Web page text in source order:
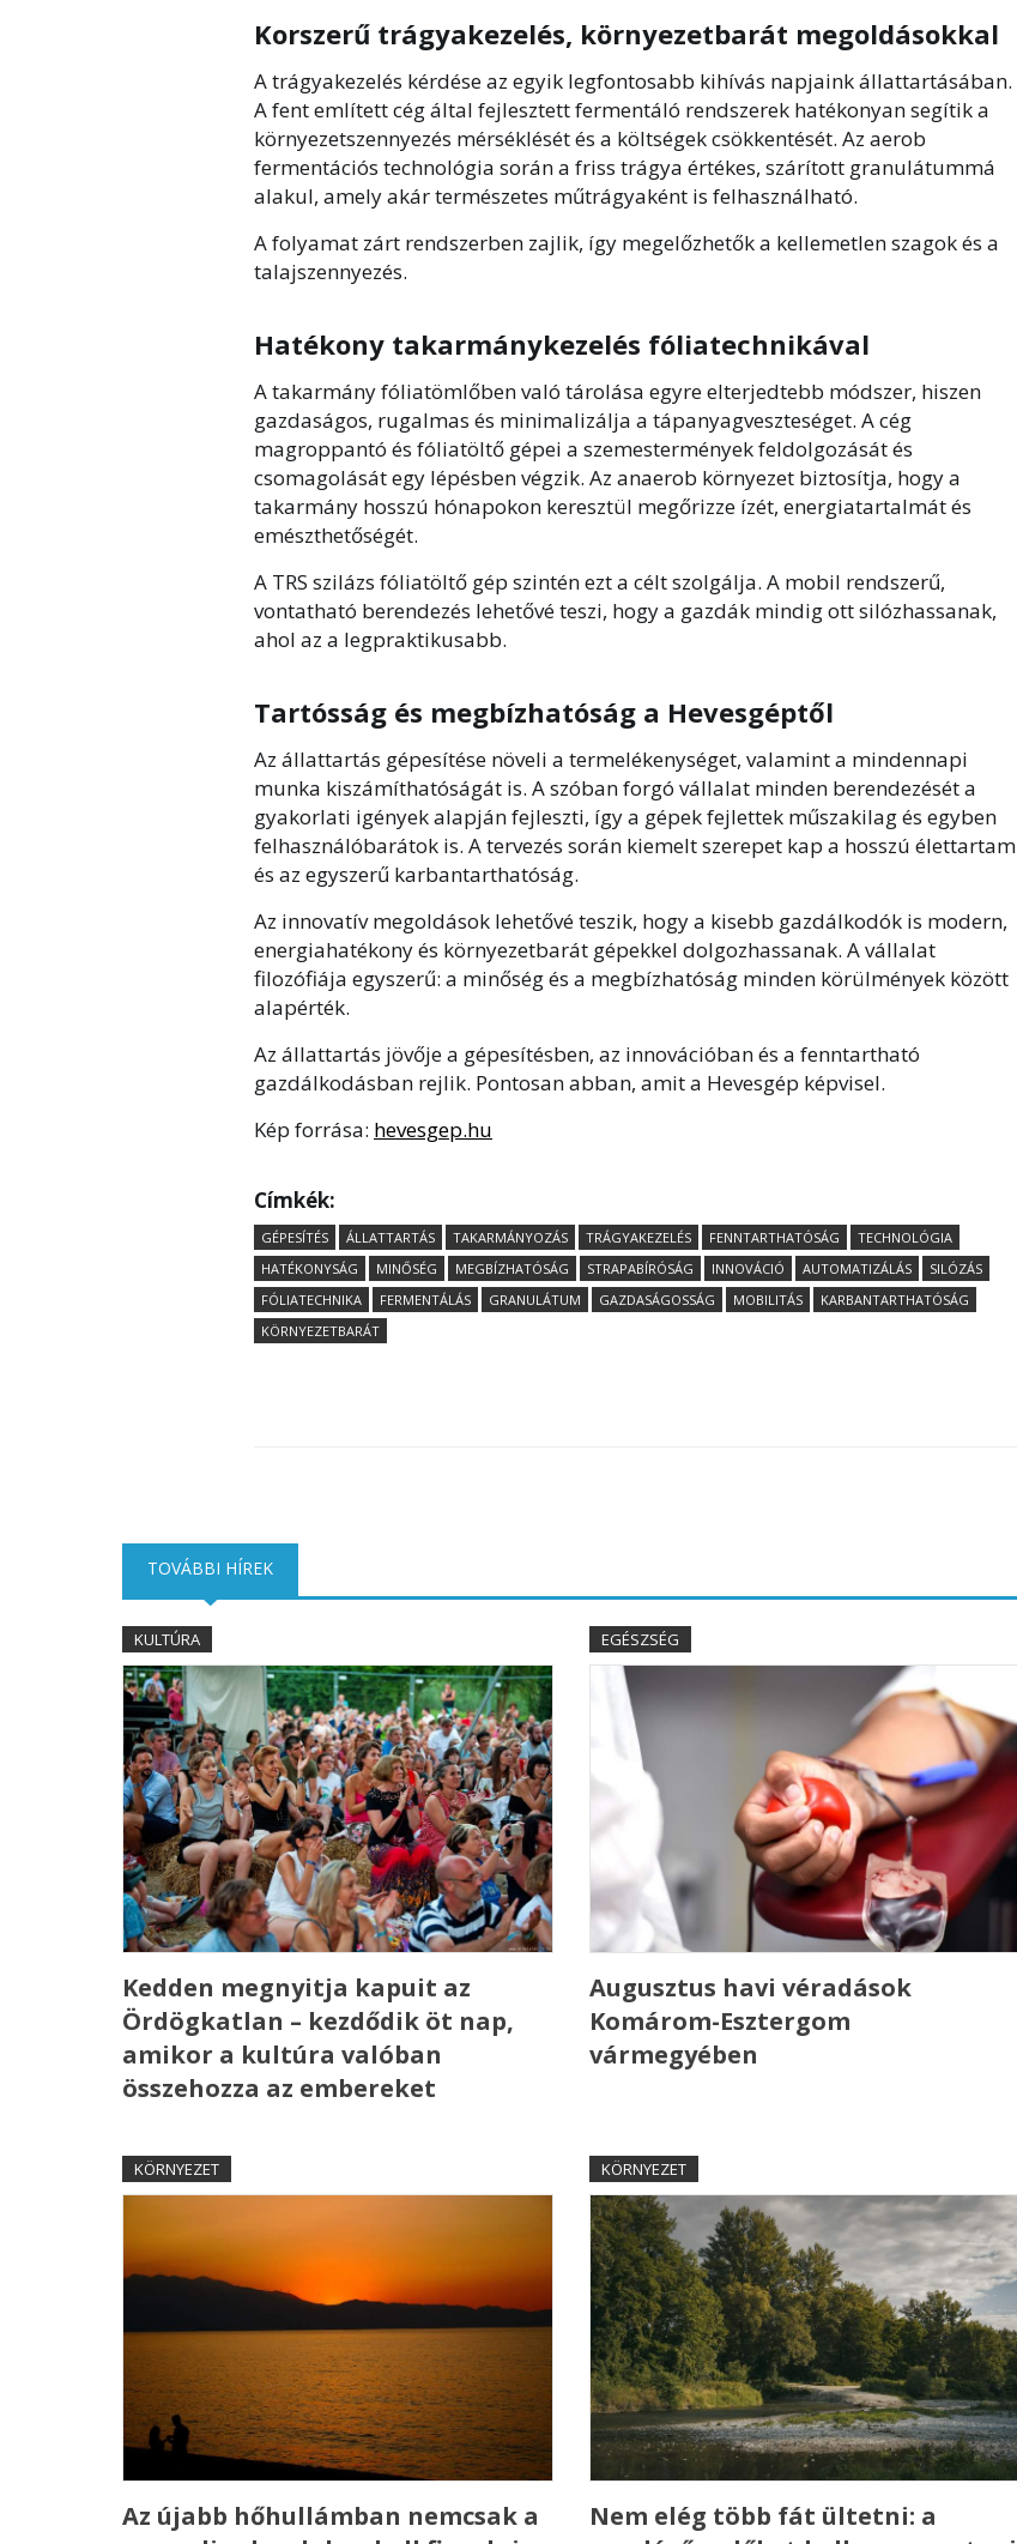
Korszerű trágyakezelés, környezetbarát megoldásokkal
A trágyakezelés kérdése az egyik legfontosabb kihívás napjaink állattartásában.
A fent említett cég által fejlesztett fermentáló rendszerek hatékonyan segítik a
környezetszennyezés mérséklését és a költségek csökkentését. Az aerob
fermentációs technológia során a friss trágya értékes, szárított granulátummá
alakul, amely akár természetes műtrágyaként is felhasználható.
A folyamat zárt rendszerben zajlik, így megelőzhetők a kellemetlen szagok és a
talajszennyezés.
Hatékony takarmánykezelés fóliatechnikával
A takarmány fóliatömlőben való tárolása egyre elterjedtebb módszer, hiszen
gazdaságos, rugalmas és minimalizálja a tápanyagveszteséget. A cég
magroppantó és fóliatöltő gépei a szemestermények feldolgozását és
csomagolását egy lépésben végzik. Az anaerob környezet biztosítja, hogy a
takarmány hosszú hónapokon keresztül megőrizze ízét, energiatartalmát és
emészthetőségét.
A TRS szilázs fóliatöltő gép szintén ezt a célt szolgálja. A mobil rendszerű,
vontatható berendezés lehetővé teszi, hogy a gazdák mindig ott silózhassanak,
ahol az a legpraktikusabb.
Tartósság és megbízhatóság a Hevesgéptől
Az állattartás gépesítése növeli a termelékenységet, valamint a mindennapi
munka kiszámíthatóságát is. A szóban forgó vállalat minden berendezését a
gyakorlati igények alapján fejleszti, így a gépek fejlettek műszakilag és egyben
felhasználóbarátok is. A tervezés során kiemelt szerepet kap a hosszú élettartam
és az egyszerű karbantarthatóság.
Az innovatív megoldások lehetővé teszik, hogy a kisebb gazdálkodók is modern,
energiahatékony és környezetbarát gépekkel dolgozhassanak. A vállalat
filozófiája egyszerű: a minőség és a megbízhatóság minden körülmények között
alapérték.
Az állattartás jövője a gépesítésben, az innovációban és a fenntartható
gazdálkodásban rejlik. Pontosan abban, amit a Hevesgép képvisel.
Kép forrása: hevesgep.hu
Címkék:
GÉPESÍTÉS ÁLLATTARTÁS TAKARMÁNYOZÁS TRÁGYAKEZELÉS FENNTARTHATÓSÁG
TECHNOLÓGIA
HATÉKONYSÁG
MINŐSÉG MEGBÍZHATÓSÁG STRAPABÍRÓSÁG INNOVÁCIÓ AUTOMATIZÁLÁS
SILÓZÁS
FÓLIATECHNIKA
FERMENTÁLÁS GRANULÁTUM GAZDASÁGOSSÁG MOBILITÁS
KARBANTARTHATÓSÁG
KÖRNYEZETBARÁT
TOVÁBBI HÍREK
KULTÚRA
Kedden megnyitja kapuit az
Ördögkatlan – kezdődik öt nap,
amikor a kultúra valóban
összehozza az embereket
EGÉSZSÉG
Augusztus havi véradások
Komárom-Esztergom
vármegyében
KÖRNYEZET
Az újabb hőhullámban nemcsak a
KÖRNYEZET
Nem elég több fát ültetni: a